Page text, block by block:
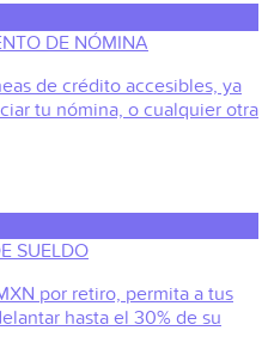
DE NÓMINA
de crédito accesibles, ya
tu nómina, o cualquier otra
SUELDO
por retiro, permita a tus
hasta el 30% de su